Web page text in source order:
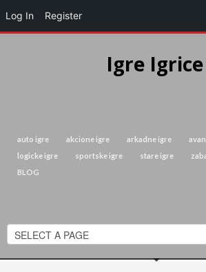
Igre Igrice
auto igre akcione igre arkadne igre
logicke igre
sportske igre stare igre
BLOG
Log In Register